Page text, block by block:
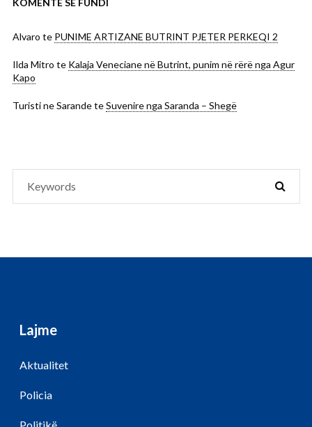
KOMENTE SË FUNDI
Alvaro te PUNIME ARTIZANE BUTRINT PJETER PERKEQI 2
Ilda Mitro te Kalaja Veneciane në Butrint, punim në rërë nga Agur
Kapo
Turisti ne SarandeteSuvenire nga Saranda – Shegë
Lajme
Aktualitet
Policia
Politikë